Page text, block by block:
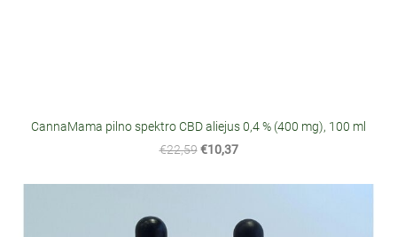
CannaMama pilno spektro CBD aliejus 0,4 % (400 mg), 100 ml
€22,59 €10,37